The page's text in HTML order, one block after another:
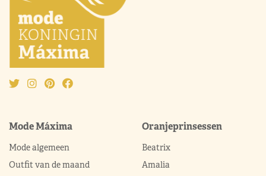
Mode Máxima
Mode algemeen
Outfit van de maand
Oranjeprinsessen
Beatrix
Amalia